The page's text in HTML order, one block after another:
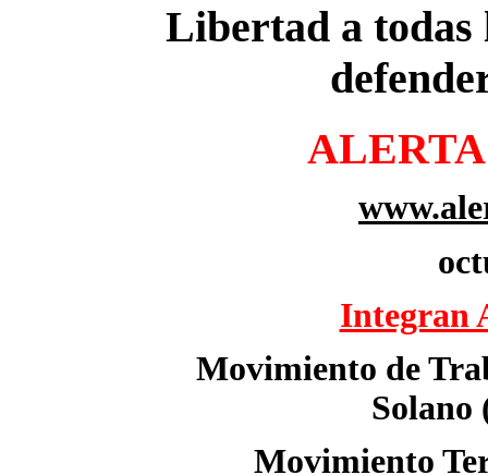
Libertad a todas
Integran
Movimiento de
Solano
Movimiento